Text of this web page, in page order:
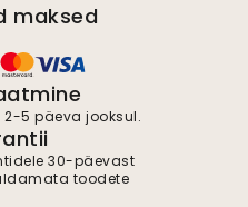
maksed
5 päeva jooksul.
30-päevast
toodete